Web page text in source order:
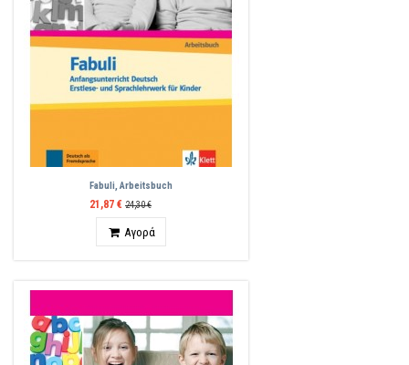
Fabuli, Arbeitsbuch
21,87 € 24,30 €
Αγορά